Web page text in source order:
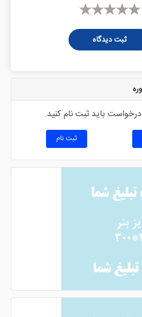
ثبت دیدگاه
باید ثبت نام کنید.
ثبت نام